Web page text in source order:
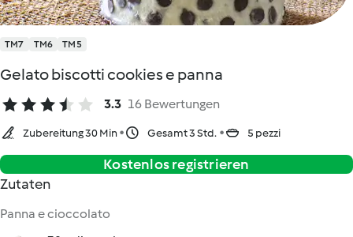
TM7 TM6 TM5
Gelato biscotti cookies e panna
3.3 16 Bewertungen
Zubereitung 30 Min Gesamt 3 Std. 5 pezzi
Kostenlos registrieren
Zutaten
Panna e cioccolato